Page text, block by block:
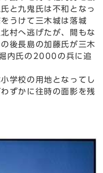
と九鬼氏は不和となっ
うけて三木城は落城
村へ逃げたが、間もな
後長島の加藤氏が三木
内氏の2000の兵に追
学校の用地となってし
ずかに往時の面影を残